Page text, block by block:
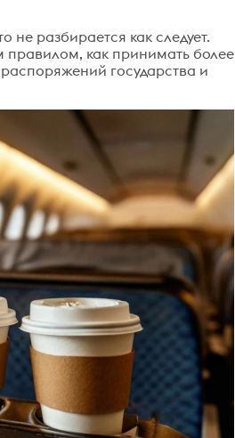
не разбирается как следует.
как принимать более
государства и